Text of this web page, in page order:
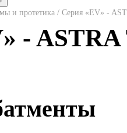
и протетика / Серия «EV» -
- ASTRA